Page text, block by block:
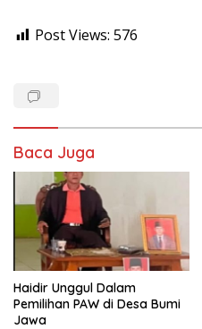
Post Views: 576
Baca Juga
Haidir Unggul Dalam
Pemilihan PAW di Desa Bumi
Jawa